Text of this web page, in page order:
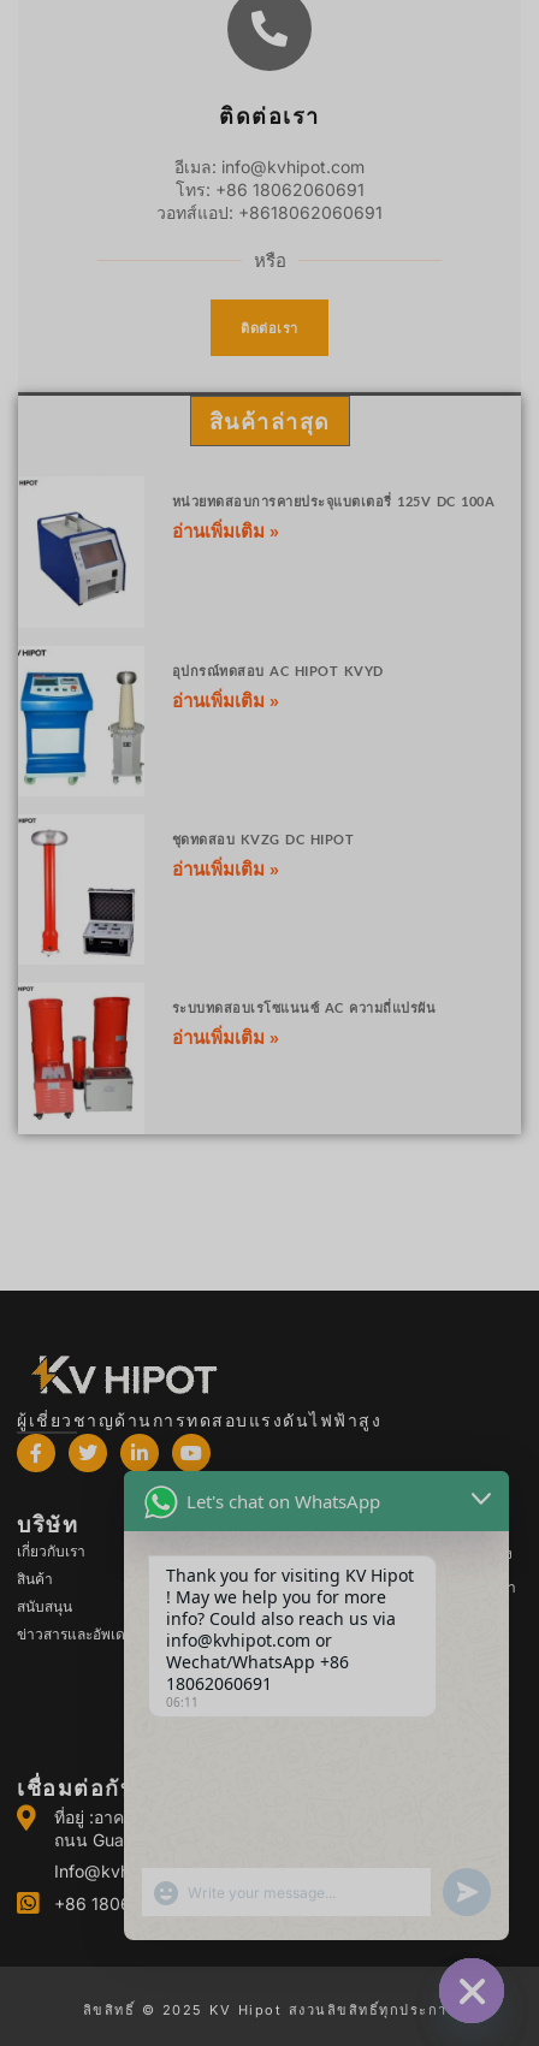
ติดต่อเรา
อีเมล: info@kvhipot.com
โทร: +86 18062060691
วอทส์แอป: +8618062060691
หรือ
ติดต่อเรา
สินค้าล่าสุด
หน่วยทดสอบการคายประจุแบตเตอรี่ 125V DC 100A
อ่านเพิ่มเติม »
อุปกรณ์ทดสอบ AC HIPOT KVYD
อ่านเพิ่มเติม »
ชุดทดสอบ KVZG DC HIPOT
อ่านเพิ่มเติม »
ระบบทดสอบเรโซแนนซ์ AC ความถี่แปรผัน
อ่านเพิ่มเติม »
ผู้เชี่ยวชาญด้านการทดสอบแรงดันไฟฟ้าสูง
บริษัท
เกี่ยวกับเรา
สินค้า
สนับสนุน
ข่าวสารและอัพเดต
อุปกรณ์ทดสอบแรงดันไฟฟ้าสูง
อุปกรณ์ทดสอบหม้อแปลงไฟฟ้า
อุปกรณ์ทดสอบแบตเตอรี่
อุปกรณ์ทดสอบสวิตช์ HV
อุปกรณ์ทดสอบก๊าซ SF6
เชื่อมต่อกับเรา
ที่อยู่ :อาคาร 2 สวนอุตสาหกรรม Guanggu Power เลขที่ 308
ถนน Guanggu (เขต Jiangxia) หวู่ฮั่น จีน
Info@kvhipot.com
+86 18062060691
ลิขสิทธิ์ © 2025 KV Hipot สงวนลิขสิทธิ์ทุกประการ
HIDE
Let's chat on WhatsApp
Thank you for visiting KV Hipot
! May we help you for more
info? Could also reach us via
info@kvhipot.com or
Wechat/WhatsApp +86
18062060691
06:11
SHOW EMOJIS UNDEFINED